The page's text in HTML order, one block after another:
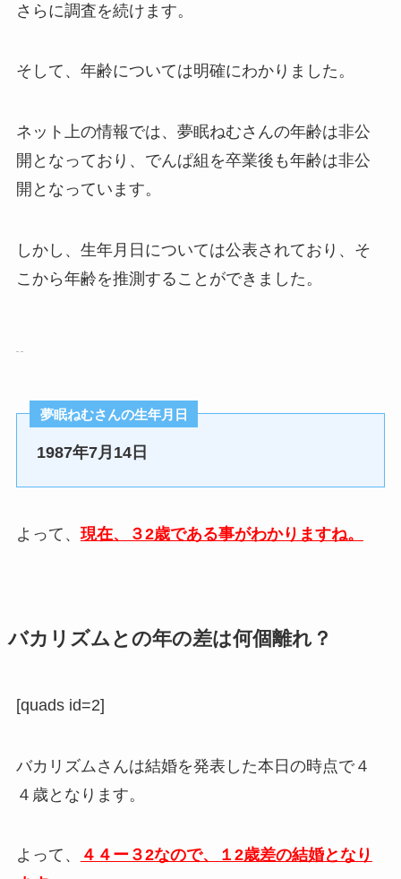
さらに調査を続けます。
そして、年齢については明確にわかりました。
ネット上の情報では、夢眠ねむさんの年齢は非公
開となっており、でんぱ組を卒業後も年齢は非公
開となっています。
しかし、生年月日については公表されており、そ
こから年齢を推測することができました。
夢眠ねむさんの生年月日
1987年7月14日
よって、 現在、３2歳である事がわかりますね。
バカリズムとの年の差は何個離れ？
[quads id=2]
バカリズムさんは結婚を発表した本日の時点で４
４歳となります。
よって、
４４ー３2なので、１2歳差の結婚となり